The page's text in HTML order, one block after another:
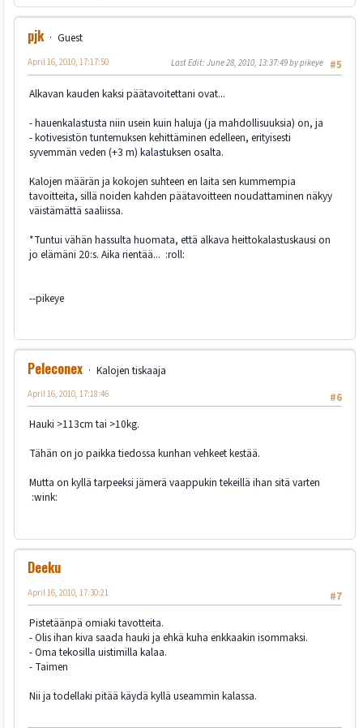
pjk
Guest
#5
April 16, 2010, 17:17:50 Last Edit: June 28, 2010, 13:37:49 by pikeye
Alkavan kauden kaksi päätavoitettani ovat...
- hauenkalastusta niin usein kuin haluja (ja mahdollisuuksia) on, ja
- kotivesistön tuntemuksen kehittäminen edelleen, erityisesti
syvemmän veden (+3 m) kalastuksen osalta.
Kalojen määrän ja kokojen suhteen en laita sen kummempia
tavoitteita, sillä noiden kahden päätavoitteen noudattaminen näkyy
väistämättä saaliissa.
*Tuntui vähän hassulta huomata, että alkava heittokalastuskausi on
jo elämäni 20:s. Aika rientää... :roll:
--pikeye
Peleconex
Kalojen tiskaaja
#6
April 16, 2010, 17:18:46
Hauki >113cm tai >10kg.
Tähän on jo paikka tiedossa kunhan vehkeet kestää.
Mutta on kyllä tarpeeksi jämerä vaappukin tekeillä ihan sitä varten
:wink:
Deeku
#7
April 16, 2010, 17:30:21
Pistetäänpä omiaki tavotteita.
- Olis ihan kiva saada hauki ja ehkä kuha enkkaakin isommaksi.
- Oma tekosilla uistimilla kalaa.
- Taimen
Nii ja todellaki pitää käydä kyllä useammin kalassa.